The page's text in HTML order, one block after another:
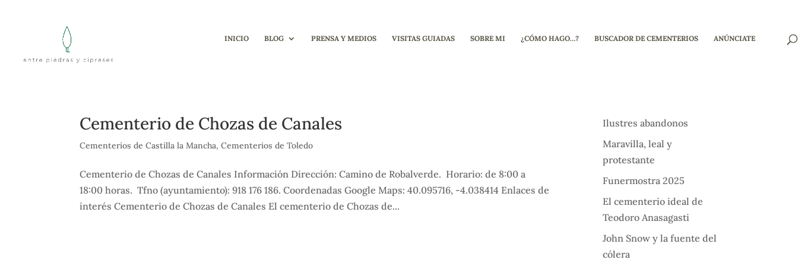
INICIO BLOG PRENSA Y MEDIOS VISITAS GUIADAS SOBRE MI ¿CÓMO HAGO…? BUSCADOR DE CEMENTERIOS ANÚNCIATE
Cementerio de Chozas de Canales
Cementerios de Castilla la Mancha,Cementerios de Toledo
Cementerio de Chozas de Canales Información Dirección: Camino de Robalverde. Horario: de 8:00 a
18:00 horas. Tfno (ayuntamiento): 918 176 186. Coordenadas Google Maps: 40.095716, -4.038414 Enlaces de
interés Cementerio de Chozas de Canales El cementerio de Chozas de...
Ilustres abandonos
Maravilla, leal y
protestante
Funermostra 2025
El cementerio ideal de
Teodoro Anasagasti
John Snow y la fuente del
cólera